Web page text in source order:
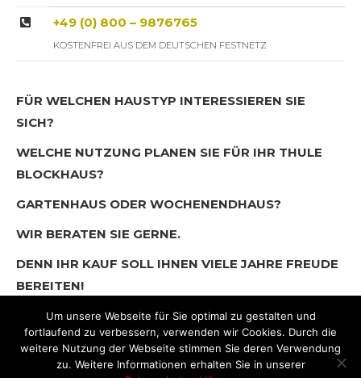
+49 (0) 800 – 9876765
KOSTENFREI AUS DEM DEUTSCHEN FESTNETZ
FÜR WELCHEN HAUSTYP INTERESSIEREN SIE
SICH?
WELCHE NUTZUNG PLANEN SIE FÜR IHR THULE
BLOCKHAUS?
GARTENHAUS ODER WOCHENENDHAUS?
WIR BERATEN SIE GERNE.
DENN IHR KAUF SOLL IHNEN VIELE JAHRE FREUDE
BEREITEN!
Um unsere Webseite für Sie optimal zu gestalten und
fortlaufend zu verbessern, verwenden wir Cookies. Durch die
weitere Nutzung der Webseite stimmen Sie deren Verwendung
zu. Weitere Informationen erhalten Sie in unserer